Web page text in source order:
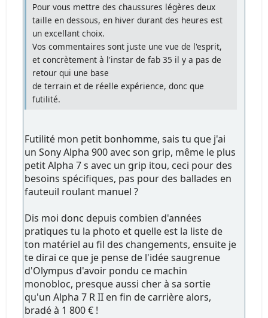
Pour vous mettre des chaussures légères deux
taille en dessous, en hiver durant des heures est
un excellant choix.
Vos commentaires sont juste une vue de l'esprit,
et concrètement à l'instar de fab 35 il y a pas de
retour qui une base
de terrain et de réelle expérience, donc que
futilité.
Futilité mon petit bonhomme, sais tu que j'ai
un Sony Alpha 900 avec son grip, même le plus
petit Alpha 7 s avec un grip itou, ceci pour des
besoins spécifiques, pas pour des ballades en
fauteuil roulant manuel ?
Dis moi donc depuis combien d'années
pratiques tu la photo et quelle est la liste de
ton matériel au fil des changements, ensuite je
te dirai ce que je pense de l'idée saugrenue
d'Olympus d'avoir pondu ce machin
monobloc, presque aussi cher à sa sortie
qu'un Alpha 7 R II en fin de carrière alors,
bradé à 1 800 € !